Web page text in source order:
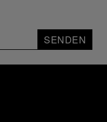
SENDEN